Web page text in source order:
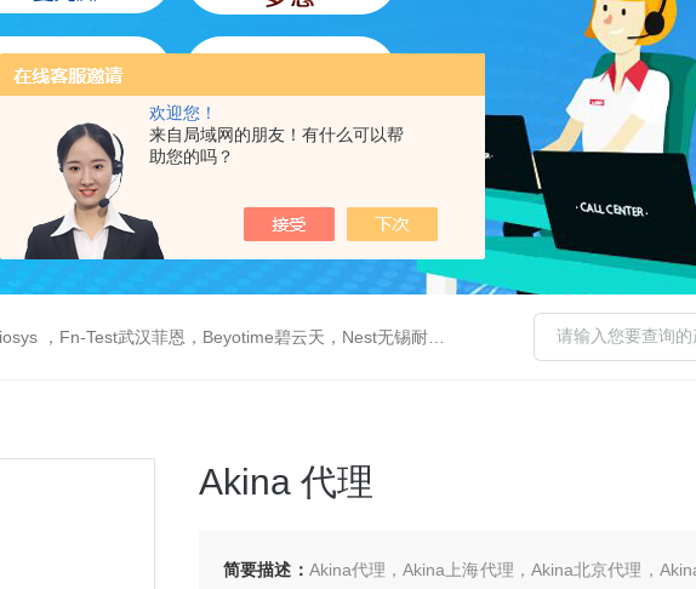
欢迎您！
来自局域网的朋友！有什么可以帮
助您的吗？
碧云天，Nest无锡耐思，Elabscience伊莱瑞特，Macklin麦克林生物，Cobioer科佰生物
Akina 代理
简要描述： Akina代理，Akina上海代理，Akina北京代理，